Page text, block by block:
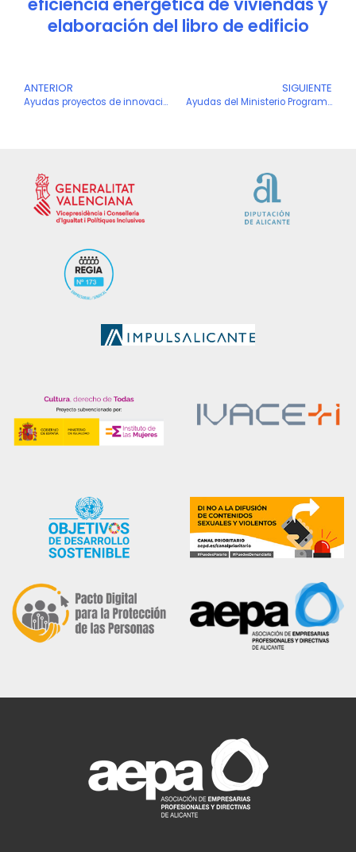
elaboración del libro de edificio
Ant
ANTERIOR
Ayudas proyectos de innovación que impulsen la integración de las tecnologías habilitadoras digitales en las pymes (INTECA) 2026
SIGUIENTE
Ayudas del Ministerio Programa Misiones de Ciencia e Innovación CDTI 2026